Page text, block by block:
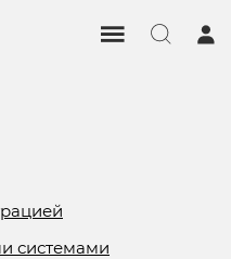
системами